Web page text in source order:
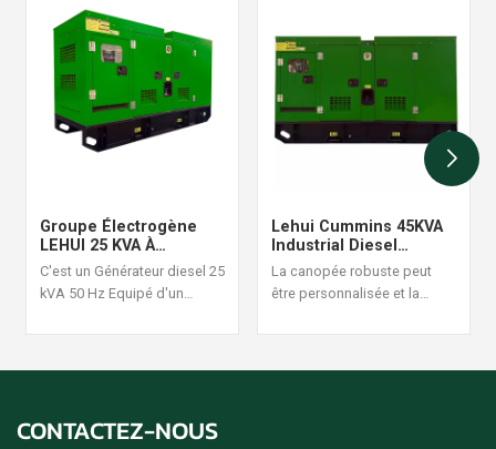
Groupe Électrogène
LEHUI 25 KVA À
Démarrage
Automatique Avec
Surveillance À Distance
C'est un Générateur diesel 25
kVA 50 Hz Equipé d'un
est adapté aux situations
rendement énergétique
Lehui Cummins 45KVA
Industrial Diesel
Generator Set 60Hz
La canopée robuste peut
être personnalisée et la
est raisonnable et fiable, une
CONTACTEZ-NOUS